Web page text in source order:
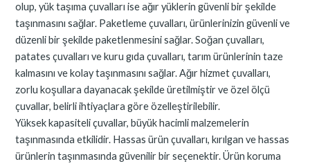
olup, yük taşıma çuvalları ise ağır yüklerin güvenli bir şekilde
taşınmasını sağlar. Paketleme çuvalları, ürünlerinizin güvenli ve
düzenli bir şekilde paketlenmesini sağlar. Soğan çuvalları,
patates çuvalları ve kuru gıda çuvalları, tarım ürünlerinin taze
kalmasını ve kolay taşınmasını sağlar. Ağır hizmet çuvalları,
zorlu koşullara dayanacak şekilde üretilmiştir ve özel ölçü
çuvallar, belirli ihtiyaçlara göre özelleştirilebilir.
Yüksek kapasiteli çuvallar, büyük hacimli malzemelerin
taşınmasında etkilidir. Hassas ürün çuvalları, kırılgan ve hassas
ürünlerin taşınmasında güvenilir bir seçenektir. Ürün koruma